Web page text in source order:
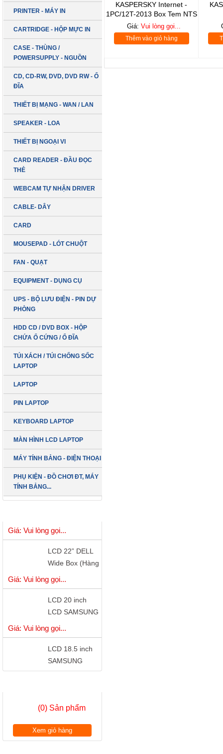
PRINTER - MÁY IN
CARTRIDGE - HỘP MỰC IN
CASE - THÙNG /
POWERSUPPLY - NGUỒN
CD, CD-RW, DVD, DVD RW - Ổ
ĐĨA
THIẾT BỊ MẠNG - WAN / LAN
SPEAKER - LOA
THIẾT BỊ NGOẠI VI
CARD READER - ĐẦU ĐỌC
THẺ
WEBCAM TỰ NHẬN DRIVER
CABLE- DÂY
CARD
MOUSEPAD - LÓT CHUỘT
FAN - QUẠT
EQUIPMENT - DỤNG CỤ
UPS - BỘ LƯU ĐIỆN - PIN DỰ
PHÒNG
HDD CD / DVD BOX - HỘP
CHỨA Ổ CỨNG / Ổ ĐĨA
TÚI XÁCH / TÚI CHỐNG SỐC
LAPTOP
LAPTOP
PIN LAPTOP
KEYBOARD LAPTOP
MÀN HÌNH LCD LAPTOP
MÁY TÍNH BẢNG - ĐIỆN THOẠI
PHỤ KIỆN - ĐỒ CHƠI ĐT, MÁY
TÍNH BẢNG...LCD 19 inch
DELL Vuông Box
LCD 22” DELL
Wide Box (Hàng
Công Ty)
Giá: Vui lòng gọi...
LCD 20 inch
LCD SAMSUNG
S20B300B - LED
Giá: Vui lòng gọi...
LCD 18.5 inch
SAMSUNG
S19A150 - LED
có cổng DVI
Giá: Vui lòng gọi...
Chính Hãng
Giá: Vui lòng gọi...
LCD 18.5”
(0) Sản phẩm
Xem giỏ hàng
KASPERSKY Internet -
1PC/12T-2013 Box Tem NTS
Giá:Vui lòng gọi...
Thêm vào giỏ hàng